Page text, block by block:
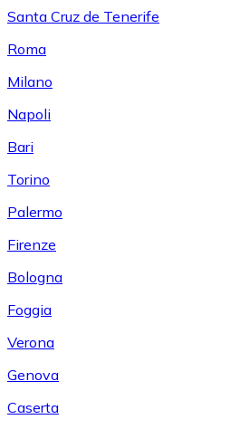
Santa Cruz de Tenerife
Roma
Milano
Napoli
Bari
Torino
Palermo
Firenze
Bologna
Foggia
Verona
Genova
Caserta